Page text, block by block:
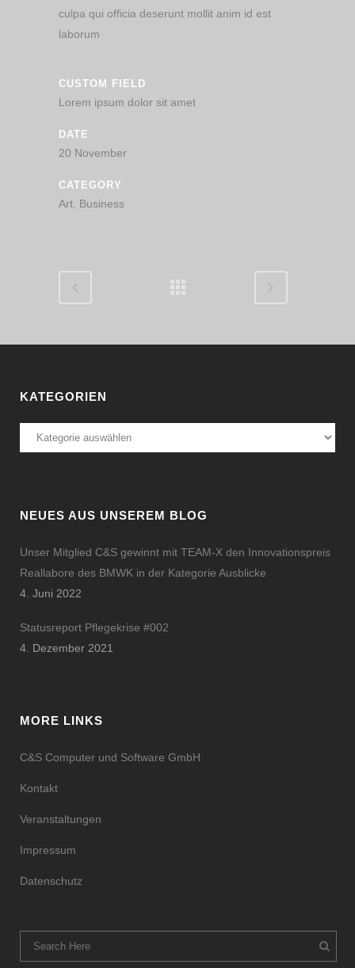
culpa qui officia deserunt mollit anim id est
laborum
CUSTOM FIELD
Lorem ipsum dolor sit amet
DATE
20 November
CATEGORY
Art, Business
KATEGORIEN
Kategorien
NEUES AUS UNSEREM BLOG
Unser Mitglied C&S gewinnt mit TEAM-X den Innovationspreis
Reallabore des BMWK in der Kategorie Ausblicke
4. Juni 2022
Statusreport Pflegekrise #002
4. Dezember 2021
MORE LINKS
C&S Computer und Software GmbH
Kontakt
Veranstaltungen
Impressum
Datenschutz